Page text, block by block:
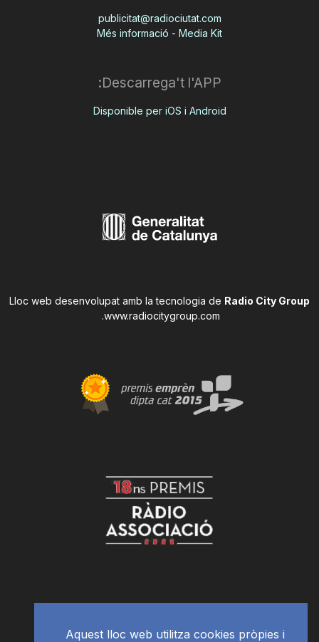
publicitat@radiociutat.com
Més informació - Media Kit
Descarrega't l'APP:
Disponible per iOS i Android
Lloc web desenvolupat amb la tecnologia de Radio City Group
www.radiocitygroup.com
.
Aquest lloc web utilitza cookies pròpies i